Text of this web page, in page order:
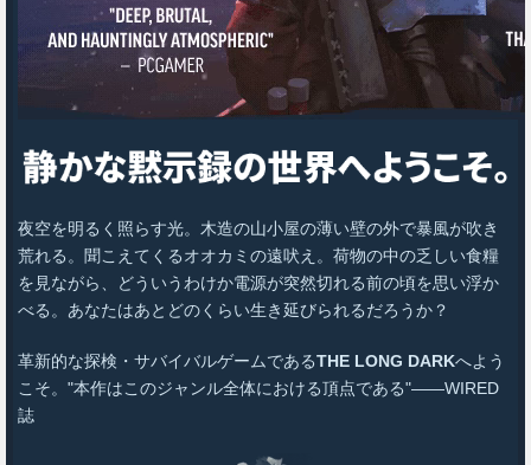
夜空を明るく照らす光。木造の山小屋の薄い壁の外で暴風が吹き
荒れる。聞こえてくるオオカミの遠吠え。荷物の中の乏しい食糧
を見ながら、どういうわけか電源が突然切れる前の頃を思い浮か
べる。あなたはあとどのくらい生き延びられるだろうか？
革新的な探検・サバイバルゲームであるTHE LONG DARKへよう
こそ。"本作はこのジャンル全体における頂点である"――WIRED
誌